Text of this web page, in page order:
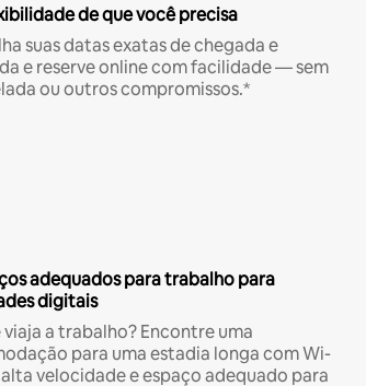
de que você precisa
suas datas exatas de chegada e
e reserve online com facilidade — sem
ou outros compromissos.*
adequados para trabalho para
digitais
viaja a trabalho? Encontre uma
para uma estadia longa com Wi-
alta velocidade e espaço adequado para